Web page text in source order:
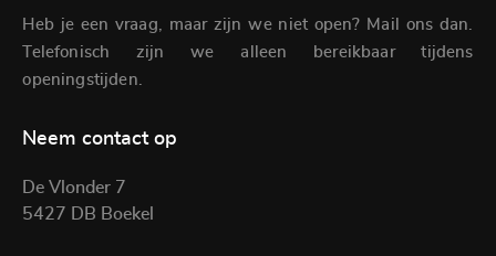
Heb je een vraag, maar zijn we niet open? Mail ons dan.
Telefonisch zijn we alleen bereikbaar tijdens
openingstijden.
Neem contact op
De Vlonder 7
5427 DB Boekel